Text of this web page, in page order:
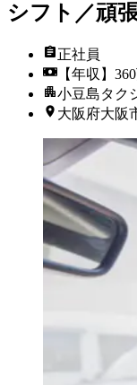
シフト／頑
正社員
【年収】
小豆島タク
大阪府大阪